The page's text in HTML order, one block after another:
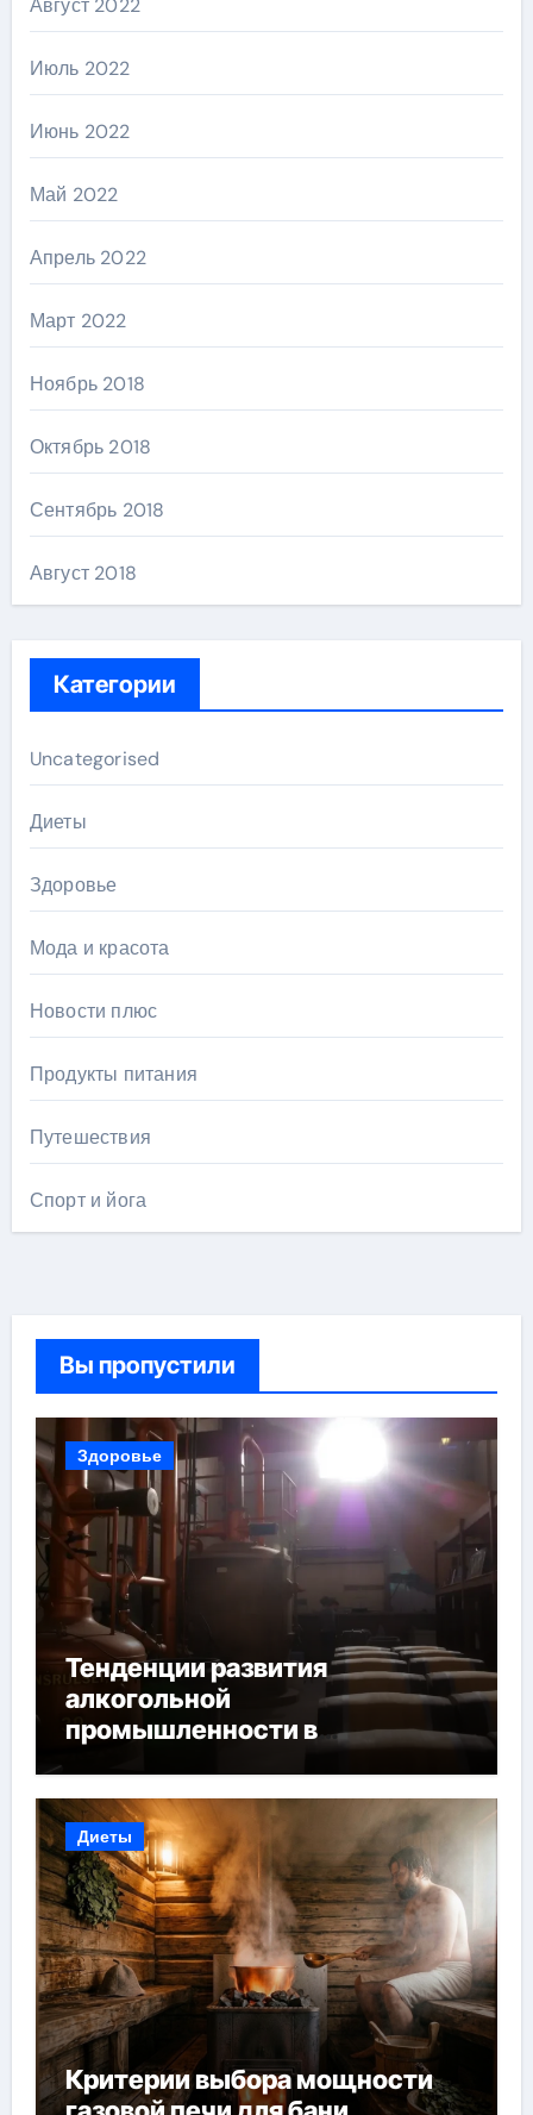
Август 2022
Июль 2022
Июнь 2022
Май 2022
Апрель 2022
Март 2022
Ноябрь 2018
Октябрь 2018
Сентябрь 2018
Август 2018
Категории
Uncategorised
Диеты
Здоровье
Мода и красота
Новости плюс
Продукты питания
Путешествия
Спорт и йога
Вы пропустили
Здоровье
Тенденции развития
алкогольной
промышленности в
Диеты
Критерии выбора мощности